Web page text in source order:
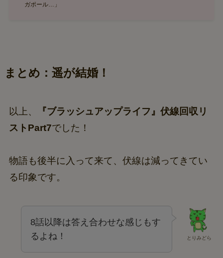
ガポール…」
まとめ：遥が結婚！
以上、
『ブラッシュアップライフ』伏線回収リ
ストPart7でした！
物語も後半に入って来て、伏線は減ってきてい
る印象です。
とりみどら
8話以降は答え合わせな感じもす
るよね！